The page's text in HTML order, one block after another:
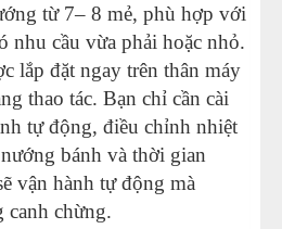
từ 7– 8 mẻ, phù hợp với
nhu cầu vừa phải hoặc nhỏ.
lắp đặt ngay trên thân máy
thao tác. Bạn chỉ cần cài
tự động, điều chỉnh nhiệt
bánh và thời gian
vận hành tự động mà
canh chừng.